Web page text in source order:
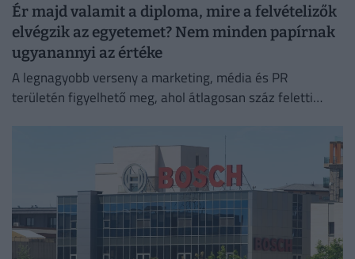
Ér majd valamit a diploma, mire a felvételizők
elvégzik az egyetemet? Nem minden papírnak
ugyanannyi az értéke
A legnagyobb verseny a marketing, média és PR
területén figyelhető meg, ahol átlagosan száz feletti